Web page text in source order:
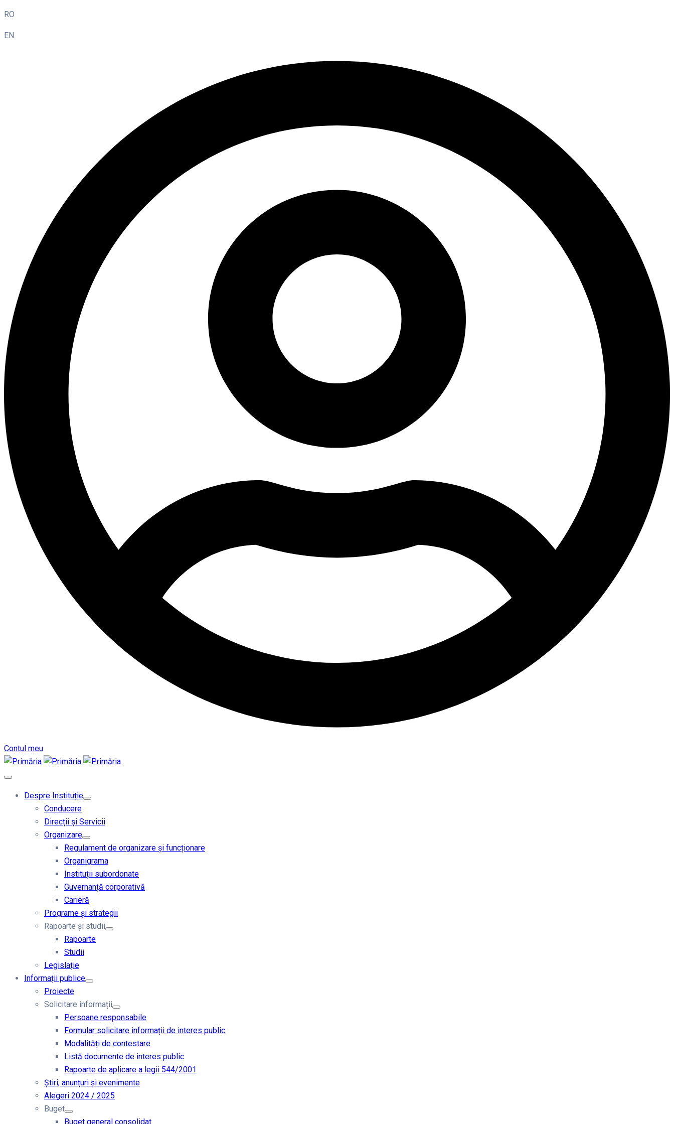
RO
EN
Contul meu
Despre Instituție
Conducere
Direcții și Servicii
Organizare
Regulament de organizare și funcționare
Organigrama
Instituții subordonate
Guvernanță corporativă
Carieră
Programe și strategii
Rapoarte și studii
Rapoarte
Studii
Legislație
Informații publice
Proiecte
Solicitare informații
Persoane responsabile
Formular solicitare informații de interes public
Modalități de contestare
Listă documente de interes public
Rapoarte de aplicare a legii 544/2001
Știri, anunțuri și evenimente
Alegeri 2024 / 2025
Buget
Buget general consolidat